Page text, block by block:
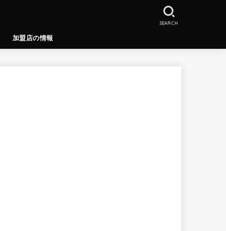
加盟店の情報
SEARCH